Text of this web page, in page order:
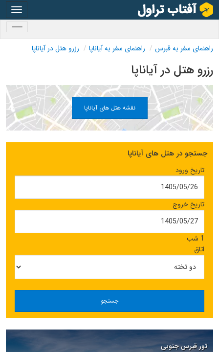
راهنمای سفر به قبرس راهنمای سفر به آیاناپا رزرو هتل در آیاناپا
رزرو هتل در آیاناپا
نقشه هتل های آیاناپا
جستجو در هتل های آیاناپا
تاریخ ورود
تاریخ خروج
1 شب
اتاق
جستجو
تور قبرس جنوبی